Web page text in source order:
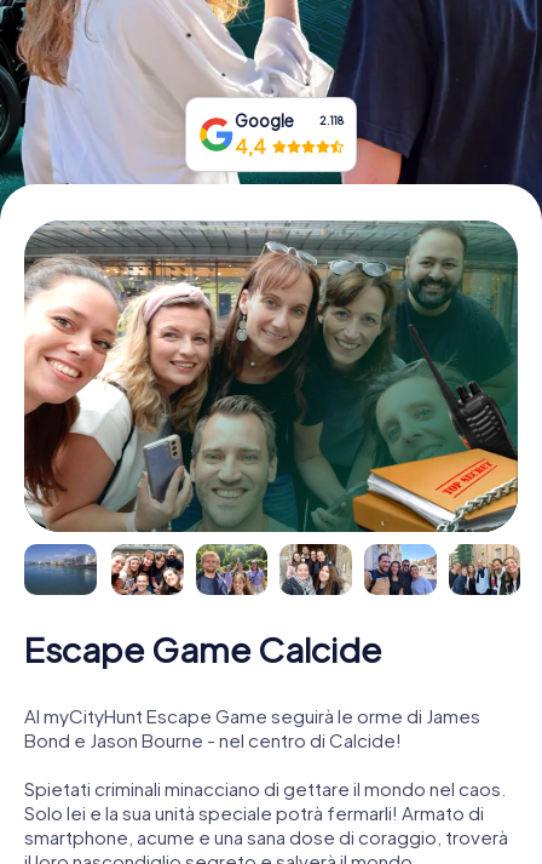
Acquista i Voucher
Google 2.118
4,4
Escape Game Calcide
Al myCityHunt Escape Game seguirà le orme di James
Bond e Jason Bourne - nel centro di Calcide!
Spietati criminali minacciano di gettare il mondo nel caos.
Solo lei e la sua unità speciale potrà fermarli! Armato di
smartphone, acume e una sana dose di coraggio, troverà